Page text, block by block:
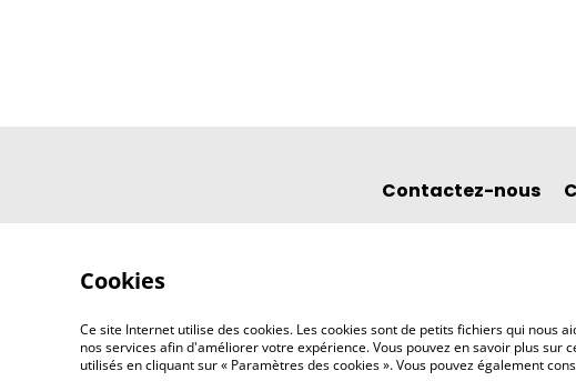
Contactez-nous
©2026 l'éclipse
Cookies
Ce site Internet utilise des cookies. Les cookies sont de petits fichiers qui nous
nos services afin d'améliorer votre expérience. Vous pouvez en savoir plus sur
utilisés en cliquant sur « Paramètres des cookies ». Vous pouvez également